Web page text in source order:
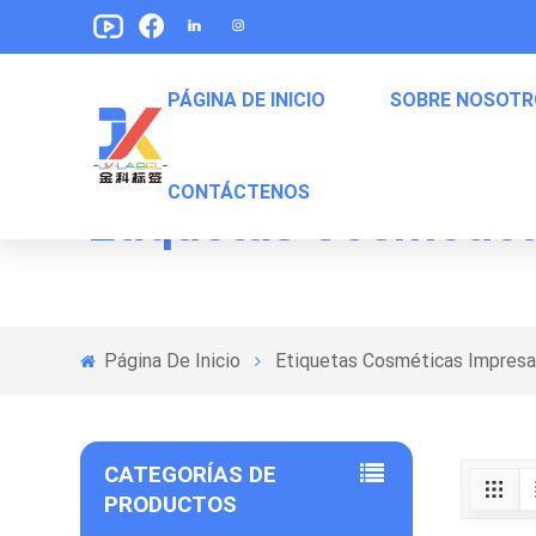
PÁGINA DE INICIO SOBRE
CONTÁCTENOS
Etiquetas
Página De Inicio Etiquetas Cosméticas
CATEGORÍAS DE
PRODUCTOS